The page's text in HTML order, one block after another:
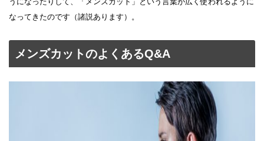
なってきたのです（諸説あります）。
メンズカットのよくあるQ&A